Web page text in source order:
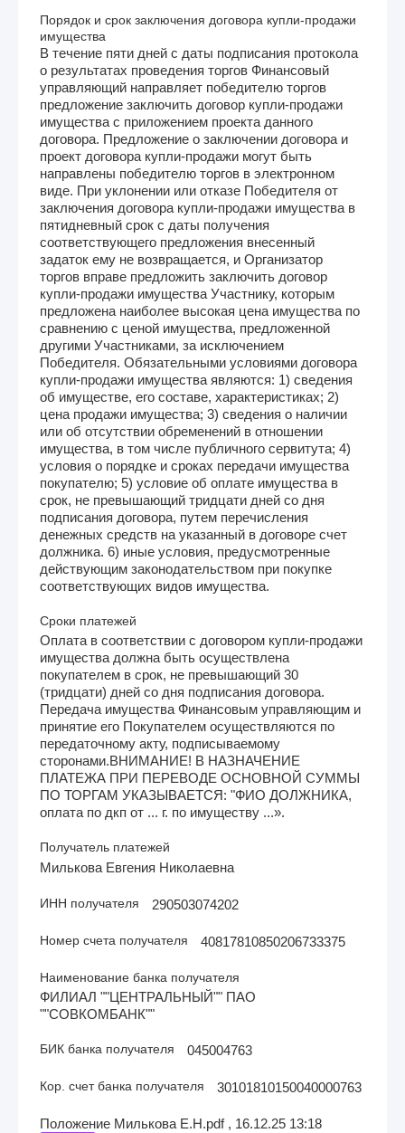
Порядок и срок заключения договора купли-продажи
имущества
В течение пяти дней с даты подписания протокола
о результатах проведения торгов Финансовый
управляющий направляет победителю торгов
предложение заключить договор купли-продажи
имущества с приложением проекта данного
договора. Предложение о заключении договора и
проект договора купли-продажи могут быть
направлены победителю торгов в электронном
виде. При уклонении или отказе Победителя от
заключения договора купли-продажи имущества в
пятидневный срок с даты получения
соответствующего предложения внесенный
задаток ему не возвращается, и Организатор
торгов вправе предложить заключить договор
купли-продажи имущества Участнику, которым
предложена наиболее высокая цена имущества по
сравнению с ценой имущества, предложенной
другими Участниками, за исключением
Победителя. Обязательными условиями договора
купли-продажи имущества являются: 1) сведения
об имуществе, его составе, характеристиках; 2)
цена продажи имущества; 3) сведения о наличии
или об отсутствии обременений в отношении
имущества, в том числе публичного сервитута; 4)
условия о порядке и сроках передачи имущества
покупателю; 5) условие об оплате имущества в
срок, не превышающий тридцати дней со дня
подписания договора, путем перечисления
денежных средств на указанный в договоре счет
должника. 6) иные условия, предусмотренные
действующим законодательством при покупке
соответствующих видов имущества.
Сроки платежей
Оплата в соответствии с договором купли-продажи
имущества должна быть осуществлена
покупателем в срок, не превышающий 30
(тридцати) дней со дня подписания договора.
Передача имущества Финансовым управляющим и
принятие его Покупателем осуществляются по
передаточному акту, подписываемому
сторонами.ВНИМАНИЕ! В НАЗНАЧЕНИЕ
ПЛАТЕЖА ПРИ ПЕРЕВОДЕ ОСНОВНОЙ СУММЫ
ПО ТОРГАМ УКАЗЫВАЕТСЯ: "ФИО ДОЛЖНИКА,
оплата по дкп от ... г. по имуществу ...».
Получатель платежей
Милькова Евгения Николаевна
ИНН получателя 290503074202
Номер счета получателя 40817810850206733375
Наименование банка получателя
ФИЛИАЛ ""ЦЕНТРАЛЬНЫЙ"" ПАО
""СОВКОМБАНК""
БИК банка получателя 045004763
Кор. счет банка получателя 30101810150040000763
Положение Милькова Е.Н.pdf , 16.12.25 13:18